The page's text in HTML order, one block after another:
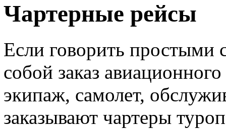
Чартерные рейсы
Если говорить простыми
собой заказ
экипаж, самолет,
заказывают чартеры